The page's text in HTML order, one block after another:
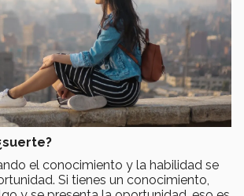
el conocimiento y la habilidad se
Si tienes un conocimiento,